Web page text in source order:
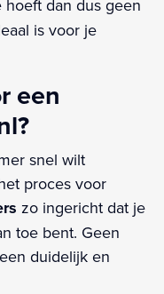
hoeft dan dus geen
is voor je
een
snel wilt
proces voor
zo ingericht dat je
toe bent. Geen
duidelijk en